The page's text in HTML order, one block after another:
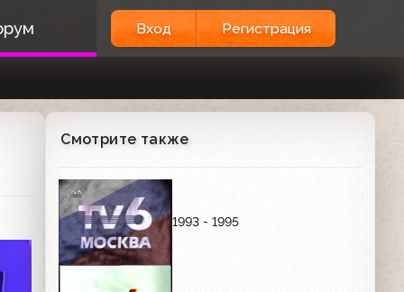
Вход Регистрация
Смотрите также
1993 - 1995